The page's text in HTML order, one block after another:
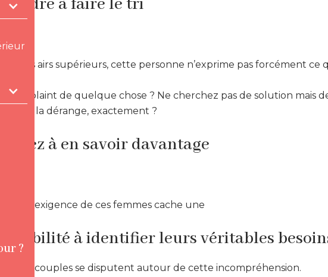
?
à faire le tri
ses airs supérieurs, cette personne n’exprime pas forcément ce
Elle se plaint de quelque chose ? Ne cherchez pas de solution mais
ça la dérange, exactement ?
à en savoir davantage
l’exigence de ces femmes cache une
à identifier leurs véritables
de couples se disputent autour de cette incompréhension.